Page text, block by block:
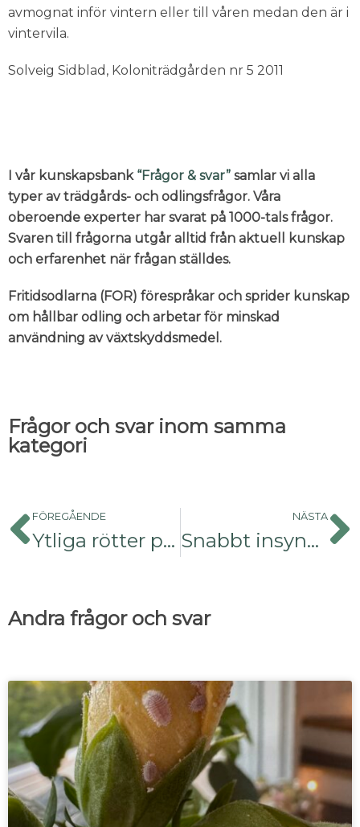
avmognat inför vintern eller till våren medan den är i
vintervila.
Solveig Sidblad, Koloniträdgården nr 5 2011
I vår kunskapsbank “Frågor & svar” samlar vi alla
typer av trädgårds- och odlingsfrågor. Våra
oberoende experter har svarat på 1000-tals frågor.
Svaren till frågorna utgår alltid från aktuell kunskap
och erfarenhet när frågan ställdes.
Fritidsodlarna (FOR) förespråkar och sprider kunskap
om hållbar odling och arbetar för minskad
användning av växtskyddsmedel.
Frågor och svar inom samma
kategori
FÖREGÅENDE
Ytliga rötter på körsbärsträd
NÄSTA
Snabbt insynsskydd
Andra frågor och svar